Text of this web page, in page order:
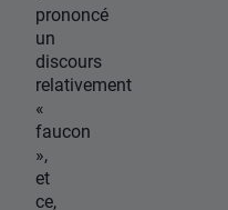
prononcé
un
discours
relativement
«
faucon
»,
et
ce,